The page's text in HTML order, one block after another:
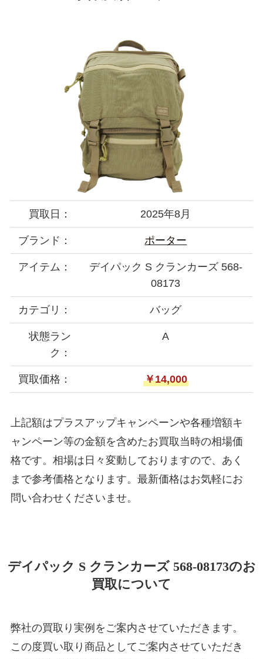
買取日： 2025年8月
ブランド： ポーター
アイテム：
デイパック S クランカーズ 568-
08173
カテゴリ： バッグ
状態ラン
ク：
A
買取価格： ￥14,000
上記額はプラスアップキャンペーンや各種増額キ
ャンペーン等の金額を含めたお買取当時の相場価
格です。相場は日々変動しておりますので、あく
まで参考価格となります。最新価格はお気軽にお
問い合わせくださいませ。
デイパック S クランカーズ 568-08173のお
買取について
弊社の買取り実例をご案内させていただきます。
この度買い取り商品としてご案内させていただき